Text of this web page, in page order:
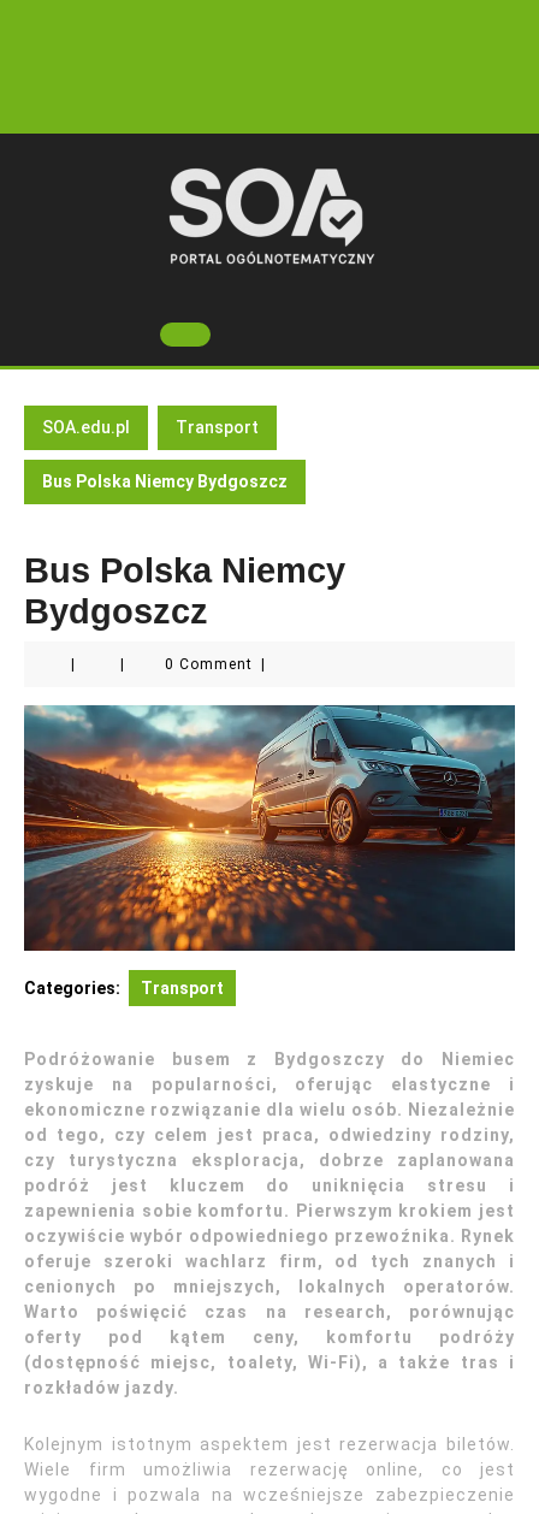
Open
Button
SOA.edu.pl Transport
Bus Polska Niemcy Bydgoszcz
Bus Polska Niemcy
Bydgoszcz
0 Comment
Categories: Transport
Podróżowanie busem z Bydgoszczy do Niemiec
zyskuje na popularności, oferując elastyczne i
ekonomiczne rozwiązanie dla wielu osób. Niezależnie
od tego, czy celem jest praca, odwiedziny rodziny,
czy turystyczna eksploracja, dobrze zaplanowana
podróż jest kluczem do uniknięcia stresu i
zapewnienia sobie komfortu. Pierwszym krokiem jest
oczywiście wybór odpowiedniego przewoźnika. Rynek
oferuje szeroki wachlarz firm, od tych znanych i
cenionych po mniejszych, lokalnych operatorów.
Warto poświęcić czas na research, porównując
oferty pod kątem ceny, komfortu podróży
(dostępność miejsc, toalety, Wi-Fi), a także tras i
rozkładów jazdy.
Kolejnym istotnym aspektem jest rezerwacja biletów.
Wiele firm umożliwia rezerwację online, co jest
wygodne i pozwala na wcześniejsze zabezpieczenie